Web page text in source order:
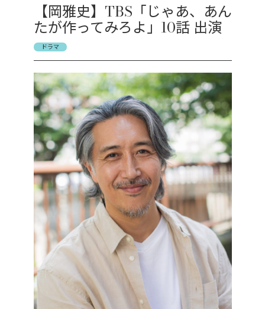
【岡雅史】TBS「じゃあ、あん
たが作ってみろよ」10話 出演
ドラマ